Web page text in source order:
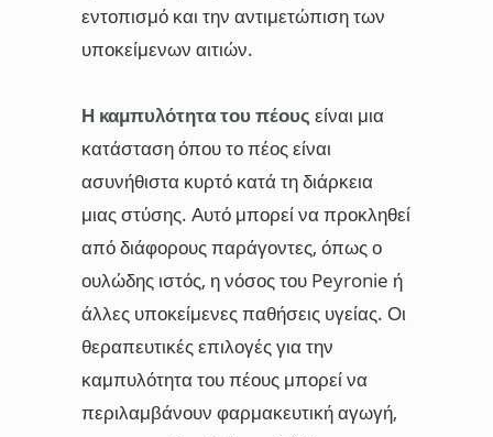
εντοπισμό και την αντιμετώπιση των
υποκείμενων αιτιών.
Η καμπυλότητα του πέους είναι μια
κατάσταση όπου το πέος είναι
ασυνήθιστα κυρτό κατά τη διάρκεια
μιας στύσης. Αυτό μπορεί να προκληθεί
από διάφορους παράγοντες, όπως ο
ουλώδης ιστός, η νόσος του Peyronie ή
άλλες υποκείμενες παθήσεις υγείας. Οι
θεραπευτικές επιλογές για την
καμπυλότητα του πέους μπορεί να
περιλαμβάνουν φαρμακευτική αγωγή,